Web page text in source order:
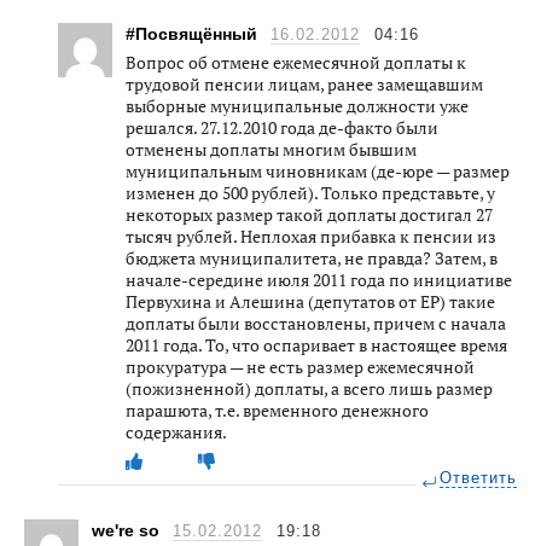
#Посвящённый 16.02.2012 04:16
Вопрос об отмене ежемесячной доплаты к
трудовой пенсии лицам, ранее замещавшим
выборные муниципальные должности уже
решался. 27.12.2010 года де-факто были
отменены доплаты многим бывшим
муниципальным чиновникам (де-юре — размер
изменен до 500 рублей). Только представьте, у
некоторых размер такой доплаты достигал 27
тысяч рублей. Неплохая прибавка к пенсии из
бюджета муниципалитета, не правда? Затем, в
начале-середине июля 2011 года по инициативе
Первухина и Алешина (депутатов от ЕР) такие
доплаты были восстановлены, причем с начала
2011 года. То, что оспаривает в настоящее время
прокуратура — не есть размер ежемесячной
(пожизненной) доплаты, а всего лишь размер
парашюта, т.е. временного денежного
содержания.
Ответить
we're so 15.02.2012 19:18